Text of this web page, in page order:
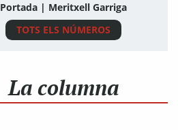
Portada | Meritxell Garriga
TOTS ELS NÚMEROS
La columna